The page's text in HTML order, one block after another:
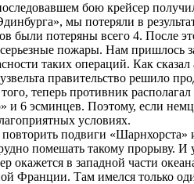
бою крейсер
мы потеряли в
потеряны всего 4. После
пожары. Нам пришлось
таких операций. Как
правительство решило
теперь противник
эсминцев. Поэтому, если
условиях.
подвиги «Шарнхорста»
помешать такому прорыву.
окажется в западной части
Франции. Там имелся только